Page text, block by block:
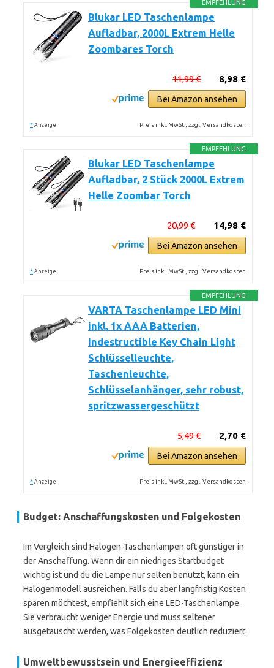
EMPFEHLUNG
Blukar LED Taschenlampe
Aufladbar, 2000L Extrem Helle
Zoombares Torch
8,98 €
11,99 €
Bei Amazon ansehen
* Anzeige Preis inkl. MwSt., zzgl. Versandkosten
EMPFEHLUNG
Blukar LED Taschenlampe
Aufladbar, 2 Stück 2000L Extrem
Helle Zoombar Torch
14,98 €
20,99 €
Bei Amazon ansehen
* Anzeige Preis inkl. MwSt., zzgl. Versandkosten
EMPFEHLUNG
VARTA Taschenlampe LED Mini
inkl. 1x AAA Batterien,
Indestructible Key Chain Light
Schlüsselleuchte,
Taschenleuchte,
Schlüsselanhänger, sehr robust,
spritzwassergeschützt
2,70 €
5,49 €
Bei Amazon ansehen
* Anzeige Preis inkl. MwSt., zzgl. Versandkosten
Budget: Anschaffungskosten und Folgekosten
Im Vergleich sind Halogen-Taschenlampen oft günstiger in
der Anschaffung. Wenn dir ein niedriges Startbudget
wichtig ist und du die Lampe nur selten benutzt, kann ein
Halogenmodell ausreichen. Falls du aber langfristig Kosten
sparen möchtest, empfiehlt sich eine LED-Taschenlampe.
Sie verbraucht weniger Energie und muss seltener
ausgetauscht werden, was Folgekosten deutlich reduziert.
Umweltbewusstsein und Energieeffizienz